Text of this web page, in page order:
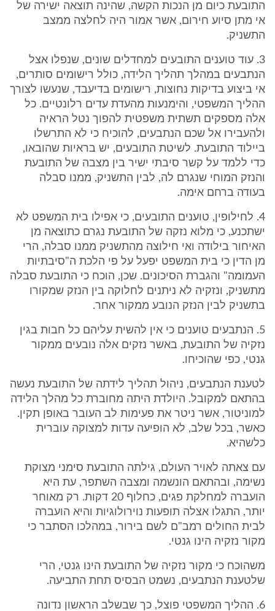
התובעת כיום מן הנכות הקשה, שהינה תוצאה ישירה של
אי מתן סיוע חירום, אשר אמור היה לחלצה ממצב
התשניק.
3. עוד טוענים התובעים למחדלים שונים, שנפלו אצל
הנתבעים במהלך תהליך הלידה, כולל רישומים סותרים,
אי ביצוע בדיקות נחוצות, רישומים בדיעבד, שנעשו לצורך
ההליך המשפטי, והימנעות מהעדת עדים רלונטיים. כל
אלה מספקים תשתית משפטית להפוך נטל הראיה
ולהעבירו אל שכם הנתבעים, להוכיח כי לא התרשלו
ביילוד התובעת. לשיטת התובעים, יש בראיות שהובאו,
כדי ללמד על קשר סיבתי ישיר בין מצבה של התובעת
והנזק המוחי שנגרם לה, לבין התשניק, ממנו סבלה
בעודה ברחם אימה.
4. לחילופין, טוענים התובעים, כי אפילו בית המשפט לא
ישתכנע, כי מלוא נזקה של התובעת נגרם כתוצאה מן
האיחור בילודה ואי חילוצה מהתשניק ממנו סבלה, הרי
מן הדין כי בית המשפט יפעל על פי הלכת ה"סיבתיות
העמומה" והגברת הסיכונים. שכן, הוכח כי התובעת סבלה
מתשניק, ונזקיה לא ניתנים לחלוקה בין הנזק שמקורו
בתשניק לבין הנזק הנובע ממקור אחר.
5. הנתבעים טוענים כי אין להשית עליהם כל חבות בגין
נזקיה של התובעת, באשר נזקים אלה נובעים ממקור
גנטי, כפי שהוכיחו.
לטענת הנתבעים, ניהול תהליך לידתה של התובעת נעשה
בהתאם למקובל. היולדת היתה מחוברת כל מהלך הלידה
למוניטור, אשר ניטר את פעימות לב העובר באופן תקין.
כאשר, בכל שלב, לא הופיעה עדות למצוקה עוברית
כלשהיא.
עם צאתה לאויר העולם, גילתה התובעת סימני מצוקת
נשימה, ובהתאם הונשמה ומצבה השתפר, עת היא
הועברה למחלקת פגים, כחלוף 20 דקות. רק מאוחר
יותר, התגלו אצלה תופעות נוירולוגיות והיא הועברה
לבית החולים רמב"ם לשם בירור, במהלכו הסתבר כי
מקור נזקיה הינו גנטי.
משהוכח כי מקור נזקיה של התובעת הינו גנטי, הרי
שלטענת הנתבעים, נשמט הבסיס תחת התביעה.
6. ההליך המשפטי פוצל, כך שבשלב הראשון נדונה